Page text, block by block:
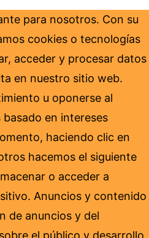
para nosotros. Con su
cookies o tecnologías
acceder y procesar datos
en nuestro sitio web.
u oponerse al
en intereses
haciendo clic en
hacemos el siguiente
o acceder a
Anuncios y contenido
de anuncios y del
el público y desarrollo